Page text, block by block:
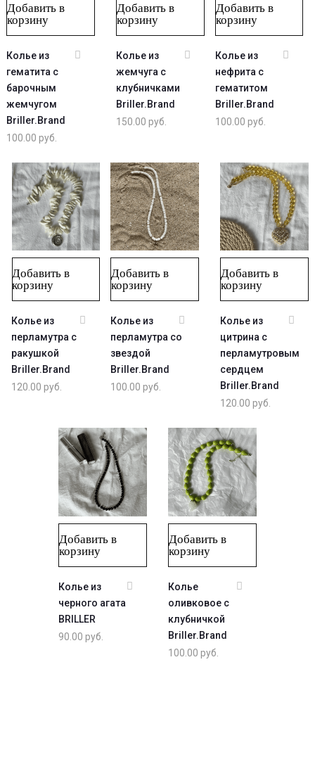
Добавить в
корзину
Колье из
гематита с
барочным
жемчугом
Briller.Brand
100.00 руб.
Добавить в
корзину
Колье из
жемчуга с
клубничками
Briller.Brand
150.00 руб.
Добавить в
корзину
Колье из
нефрита с
гематитом
Briller.Brand
100.00 руб.
Добавить в
корзину
Колье из
перламутра с
ракушкой
Briller.Brand
120.00руб.
Добавить в
корзину
Колье из
перламутра со
звездой
Briller.Brand
100.00руб.
Добавить в
корзину
Колье из
цитрина с
перламутровым
сердцем
Briller.Brand
120.00руб.
Добавить в
корзину
Колье из
черного агата
BRILLER
90.00руб.
Добавить в
корзину
Колье
оливковое с
клубничкой
Briller.Brand
100.00 руб.